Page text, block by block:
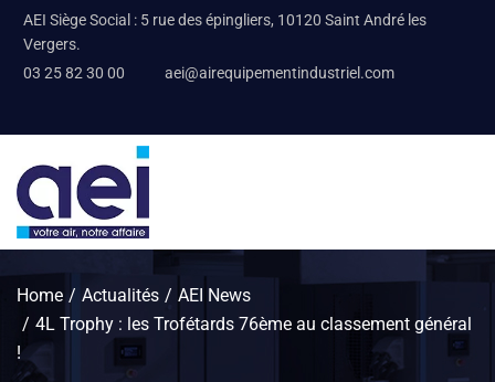
AEI Siège Social : 5 rue des épingliers, 10120 Saint André les
Vergers.
03 25 82 30 00
aei@airequipementindustriel.com
Home Actualités
AEI News
4L Trophy : les Trofétards 76ème au classement général
!